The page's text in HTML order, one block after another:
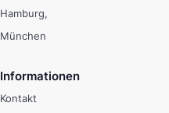
Hamburg
München
Informationen
Kontakt